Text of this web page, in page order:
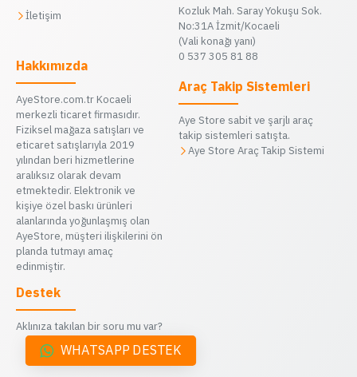
İletişim
Hakkımızda
AyeStore.com.tr Kocaeli
merkezli ticaret firmasıdır.
Fiziksel mağaza satışları ve
eticaret satışlarıyla 2019
yılından beri hizmetlerine
aralıksız olarak devam
etmektedir. Elektronik ve
kişiye özel baskı ürünleri
alanlarında yoğunlaşmış olan
AyeStore, müşteri ilişkilerini ön
planda tutmayı amaç
edinmiştir.
Kozluk Mah. Saray Yokuşu Sok.
No:31A İzmit/Kocaeli
(Vali konağı yanı)
0 537 305 81 88
Araç Takip Sistemleri
Aye Store sabit ve şarjlı araç
takip sistemleri satışta.
Aye Store Araç Takip Sistemi
Destek
Aklınıza takılan bir soru mu var?
WHATSAPP DESTEK